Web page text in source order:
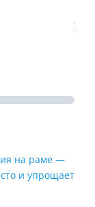
на раме —
и упрощает